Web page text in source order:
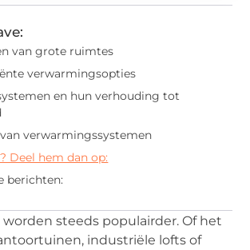
van grote ruimtes
verwarmingsopties
en hun verhouding tot
verwarmingssystemen
Deel hem dan op:
berichten:
steeds populairder. Of het
industriële lofts of